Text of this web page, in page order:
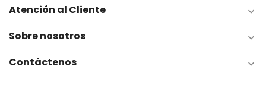
Atención al Cliente 
Sobre nosotros 
Contáctenos 